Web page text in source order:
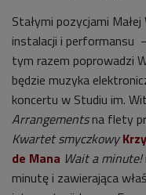
Stałymi pozycjami
instalacji i performansu
tym razem poprowadzi
będzie muzyka
koncertu w Studiu im.
Arrangementsna flety
Kwartet smyczkowy
de Mana Wait a minute!
minutę i zawierająca